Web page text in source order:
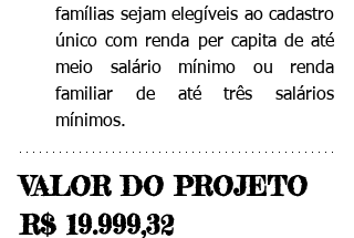
famílias sejam elegíveis ao cadastro
único com renda per capita de até
meio salário mínimo ou renda
familiar de até três salários
mínimos.
VALOR DO PROJETO
R$ 19.999,32